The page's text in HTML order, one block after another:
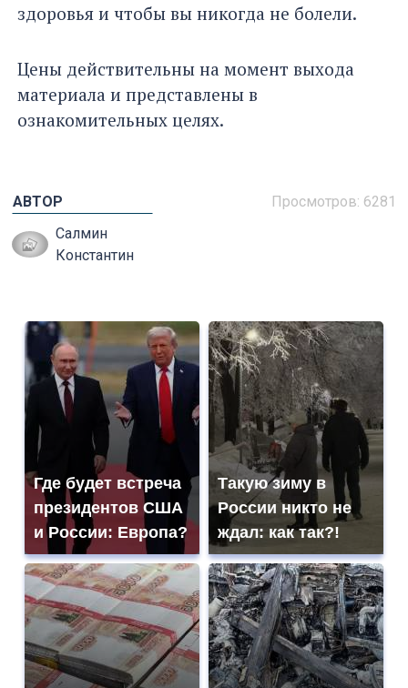
здоровья и чтобы вы никогда не болели.
Цены действительны на момент выхода
материала и представлены в
ознакомительных целях.
Просмотров: 6281
АВТОР
Салмин
Константин
Где будет встреча
президентов США
и России: Европа?
Такую зиму в
России никто не
ждал: как так?!